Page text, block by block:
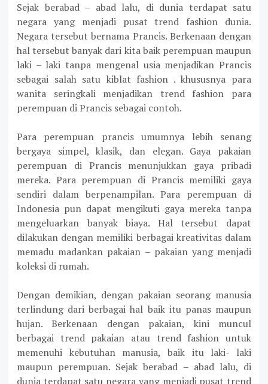
Sejak berabad – abad lalu, di dunia terdapat satu
negara yang menjadi pusat trend fashion dunia.
Negara tersebut bernama Prancis. Berkenaan dengan
hal tersebut banyak dari kita baik perempuan maupun
laki – laki tanpa mengenal usia menjadikan Prancis
sebagai salah satu kiblat fashion . khususnya para
wanita seringkali menjadikan trend fashion para
perempuan di Prancis sebagai contoh.
Para perempuan prancis umumnya lebih senang
bergaya simpel, klasik, dan elegan. Gaya pakaian
perempuan di Prancis menunjukkan gaya pribadi
mereka. Para perempuan di Prancis memiliki gaya
sendiri dalam berpenampilan. Para perempuan di
Indonesia pun dapat mengikuti gaya mereka tanpa
mengeluarkan banyak biaya. Hal tersebut dapat
dilakukan dengan memiliki berbagai kreativitas dalam
memadu madankan pakaian – pakaian yang menjadi
koleksi di rumah.
Dengan demikian, dengan pakaian seorang manusia
terlindung dari berbagai hal baik itu panas maupun
hujan. Berkenaan dengan pakaian, kini muncul
berbagai trend pakaian atau trend fashion untuk
memenuhi kebutuhan manusia, baik itu laki- laki
maupun perempuan. Sejak berabad – abad lalu, di
dunia terdapat satu negara yang menjadi pusat trend